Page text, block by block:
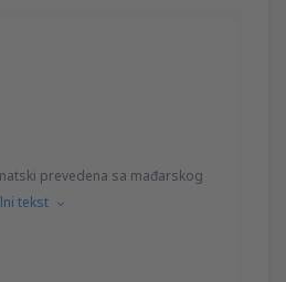
prevedena sa mađarskog
tekst